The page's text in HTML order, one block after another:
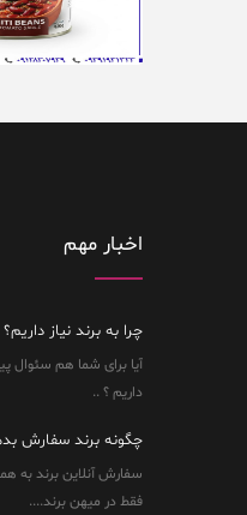
اخبار مهم
چرا به برند نیاز داریم؟
آیا برای شما هم سئوال
داریم ؟ ..
چگونه برند سفارش
سفارش آنلاین برند به
فقط در میهن برند....